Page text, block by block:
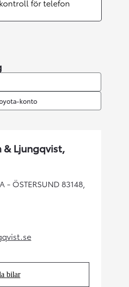
för telefon
konto
& Ljungqvist,
- ÖSTERSUND 83148,
in new tab)
bilar
(Opens in new tab)